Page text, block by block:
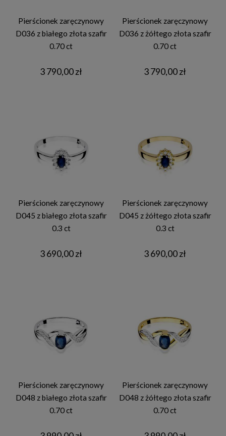
Pierścionek zaręczynowy
D036 z białego złota szafir
0.70 ct
3 790,00 zł
Pierścionek zaręczynowy
D036 z żółtego złota szafir
0.70 ct
3 790,00 zł
Pierścionek zaręczynowy
D045 z białego złota szafir
0.3 ct
3 690,00 zł
Pierścionek zaręczynowy
D045 z żółtego złota szafir
0.3 ct
3 690,00 zł
Pierścionek zaręczynowy
D048 z białego złota szafir
0.70 ct
Pierścionek zaręczynowy
D048 z żółtego złota szafir
0.70 ct